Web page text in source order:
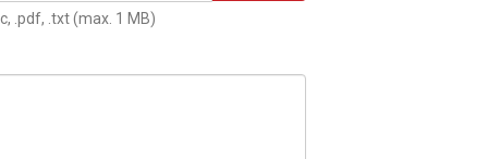
.pdf, .txt (max. 1 MB)